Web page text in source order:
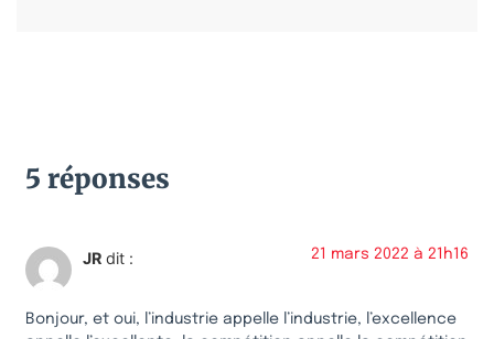
5 réponses
JR dit : 21 mars 2022 à 21h16
Bonjour, et oui, l’industrie appelle l’industrie, l’excellence